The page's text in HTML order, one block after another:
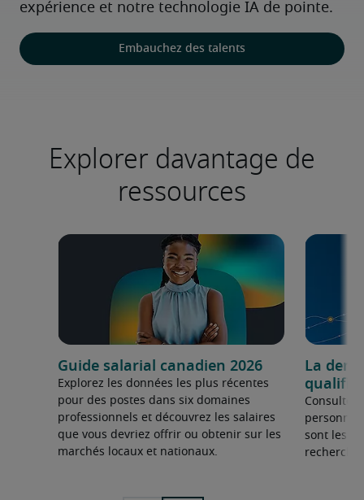
expérience et notre technologie IA de pointe.
Embauchez des talents
Explorer davantage de
ressources
Guide salarial canadien 2026
Explorez les données les plus récentes
pour des postes dans six domaines
professionnels et découvrez les salaires
que vous devriez offrir ou obtenir sur les
marchés locaux et nationaux.
La
qualifié
Consultez
personnel
sont les